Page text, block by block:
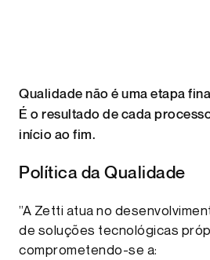
Qualidade não é uma etapa
É o resultado de cada
início ao fim.
Política da Qualidade
”A Zetti atua no
de soluções tecnológicas
comprometendo-se a: